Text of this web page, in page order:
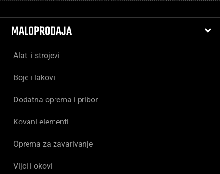
MALOPRODAJA
Alati i strojevi
Boje i lakovi
Dodatna oprema i pribor
Kovani elementi
Oprema za zavarivanje
Vijci i okovi